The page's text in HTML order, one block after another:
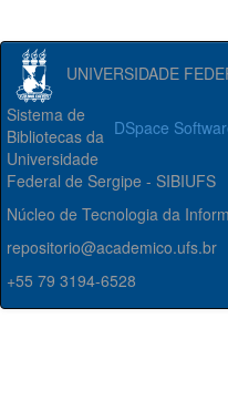
UNIVERSIDADE
DSpace
Sistema de
Bibliotecas da
Universidade
Federal de Sergipe - SIBIUFS
Núcleo de Tecnologia da
repositorio@academico.ufs.br
+55 79 3194-6528